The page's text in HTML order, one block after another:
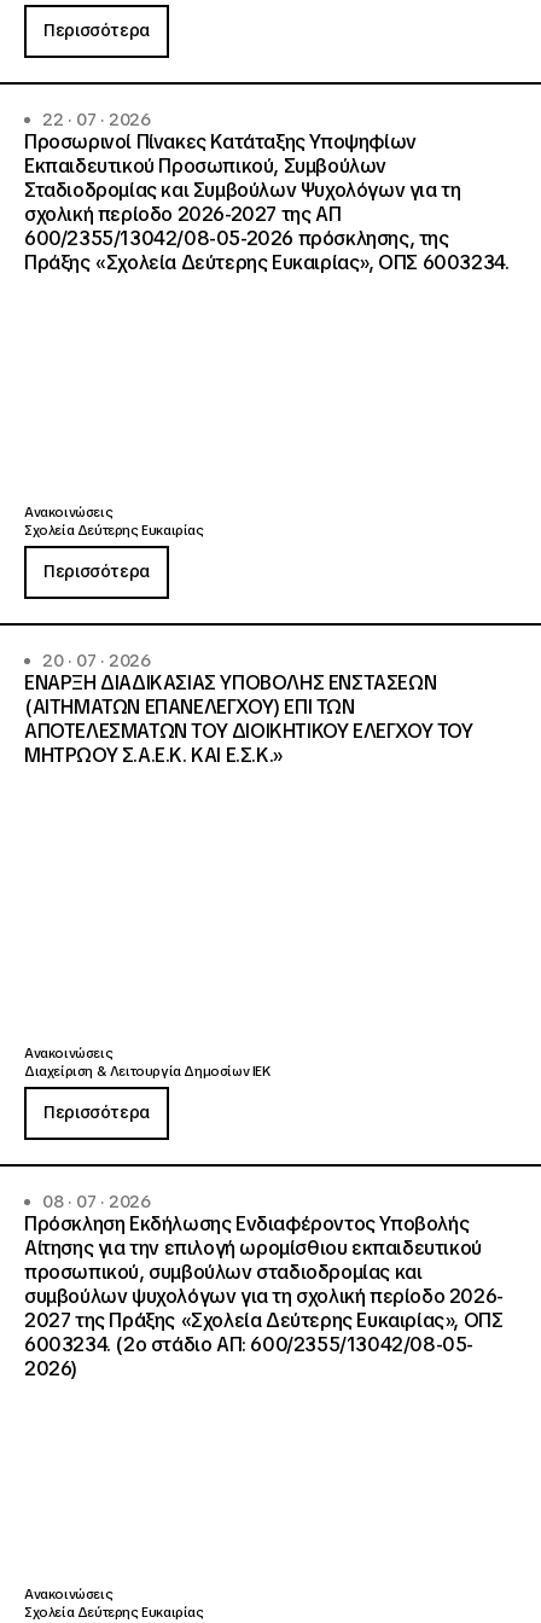
Περισσότερα
22 · 07 · 2026
Προσωρινοί Πίνακες Κατάταξης Υποψηφίων
Εκπαιδευτικού Προσωπικού, Συμβούλων
Σταδιοδρομίας και Συμβούλων Ψυχολόγων για τη
σχολική περίοδο 2026-2027 της ΑΠ
600/2355/13042/08-05-2026 πρόσκλησης, της
Πράξης «Σχολεία Δεύτερης Ευκαιρίας», ΟΠΣ 6003234.
Ανακοινώσεις
Σχολεία Δεύτερης Ευκαιρίας
Περισσότερα
20 · 07 · 2026
ΕΝΑΡΞΗ ΔΙΑΔΙΚΑΣΙΑΣ ΥΠΟΒΟΛΗΣ ΕΝΣΤΑΣΕΩΝ
(ΑΙΤΗΜΑΤΩΝ ΕΠΑΝΕΛΕΓΧΟΥ) ΕΠΙ ΤΩΝ
ΑΠΟΤΕΛΕΣΜΑΤΩΝ ΤΟΥ ΔΙΟΙΚΗΤΙΚΟΥ ΕΛΕΓΧΟΥ ΤΟΥ
ΜΗΤΡΩΟΥ Σ.Α.Ε.Κ. ΚΑΙ Ε.Σ.Κ.»
Ανακοινώσεις
Διαχείριση & Λειτουργία Δημοσίων ΙΕΚ
Περισσότερα
08 · 07 · 2026
Πρόσκληση Εκδήλωσης Ενδιαφέροντος Υποβολής
Αίτησης για την επιλογή ωρομίσθιου εκπαιδευτικού
προσωπικού, συμβούλων σταδιοδρομίας και
συμβούλων ψυχολόγων για τη σχολική περίοδο 2026-
2027 της Πράξης «Σχολεία Δεύτερης Ευκαιρίας», ΟΠΣ
6003234. (2ο στάδιο ΑΠ: 600/2355/13042/08-05-
2026)
Ανακοινώσεις
Σχολεία Δεύτερης Ευκαιρίας